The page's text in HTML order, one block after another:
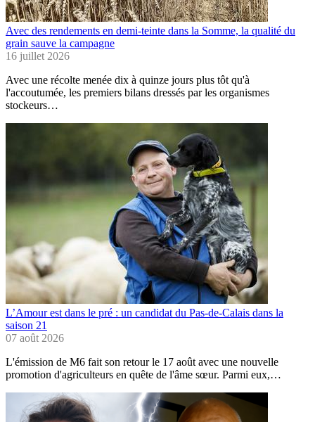
Avec des rendements en demi-teinte dans la Somme, la qualité du
grain sauve la campagne
16 juillet 2026
Avec une récolte menée dix à quinze jours plus tôt qu'à
l'accoutumée, les premiers bilans dressés par les organismes
stockeurs…
L’Amour est dans le pré : un candidat du Pas-de-Calais dans la
saison 21
07 août 2026
L'émission de M6 fait son retour le 17 août avec une nouvelle
promotion d'agriculteurs en quête de l'âme sœur. Parmi eux,…